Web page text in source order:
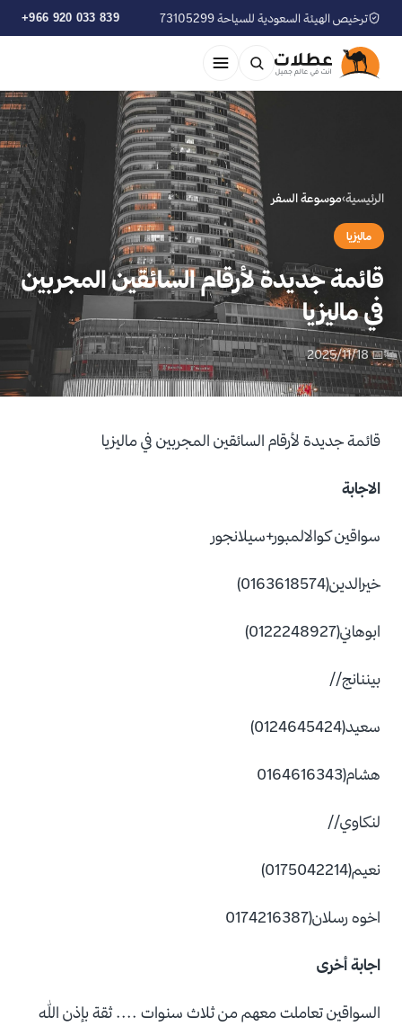
ترخيص الهيئة السعودية للسياحة 73105299 +966 920 033 839
الرئيسية›موسوعة السفر
ماليزيا
قائمة جديدة لأرقام السائقين المجربين
في ماليزيا
📅 2025/11/18
قائمة جديدة لأرقام السائقين المجربين في ماليزيا
الاجابة
سواقين كوالالمبور+سيلانجور
خيرالدين(0163618574)
ابوهاني(0122248927)
بيننانج//
سعيد(0124645424)
هشام(0164616343
لنكاوي//
نعيم(0175042214)
اخوه رسلان(0174216387
اجابة أخرى
السواقين تعاملت معهم من ثلاث سنوات .... ثقة بإذن الله